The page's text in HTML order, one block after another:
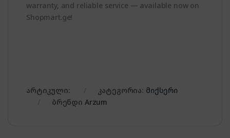
warranty, and reliable service — available now on
Shopmart.ge!
არტიკული: კატეგორია: მიქსერი
ბრენდი Arzum